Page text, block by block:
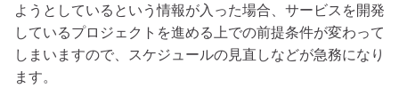
ようとしているという情報が入った場合、サービスを開発
しているプロジェクトを進める上での前提条件が変わって
しまいますので、スケジュールの見直しなどが急務になり
ます。